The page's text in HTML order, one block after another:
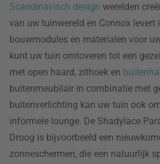
Scandinavisch design werelden
van uw tuinwereld en Connox levert
bouwmodules en materialen voor
kunt uw tuin omtoveren tot een
met open haard, zithoek en
buitenmeubilair in combinatie met
buitenverlichting kan uw tuin ook
informele lounge. De Shadylace
Droog is bijvoorbeeld een
zonneschermen, die een natuurlijk